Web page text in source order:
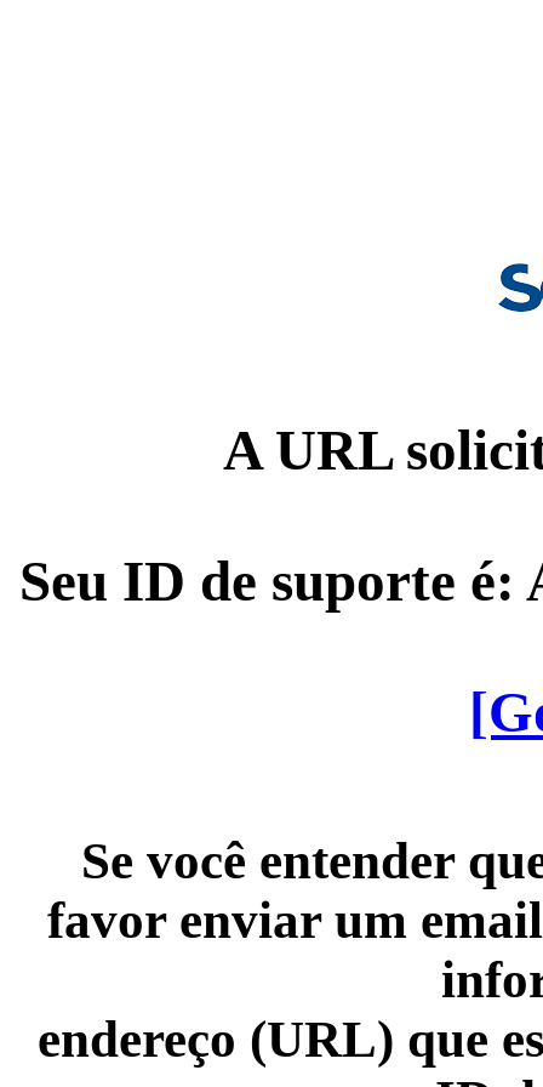
A URL
Seu ID de suporte é:
Se você entender
favor enviar um
endereço (URL) que